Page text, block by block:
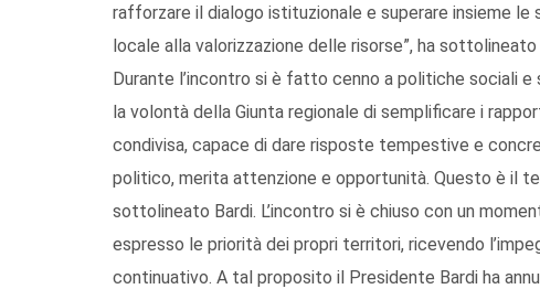
rafforzare il dialogo istituzionale e superare insieme
locale alla valorizzazione delle risorse”, ha sottolineato
Durante l’incontro si è fatto cenno a politiche sociali
la volontà della Giunta regionale di semplificare i
condivisa, capace di dare risposte tempestive e
politico, merita attenzione e opportunità. Questo è il
sottolineato Bardi. L’incontro si è chiuso con un
espresso le priorità dei propri territori, ricevendo
continuativo. A tal proposito il Presidente Bardi ha